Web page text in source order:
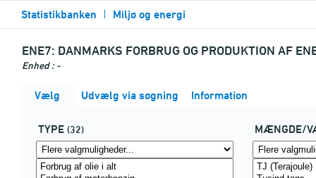
Statistikbanken Miljø og energi
ENE7: DANMARKS FORBRUG OG PRODUKTION AF
Enhed : -
Vælg Udvælg via søgning Information
TYPE (32) MÆNGDE/